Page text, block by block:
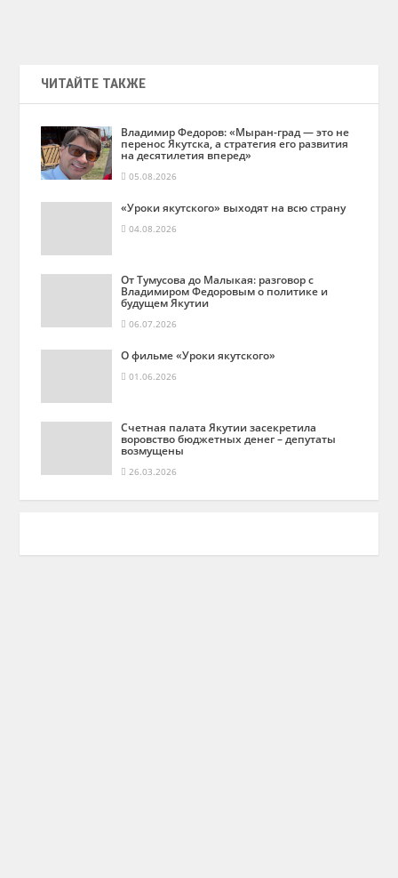
ЧИТАЙТЕ ТАКЖЕ
Владимир Федоров: «Мыран-град — это не
перенос Якутска, а стратегия его развития
на десятилетия вперед»
05.08.2026
«Уроки якутского» выходят на всю страну
04.08.2026
От Тумусова до Малыкая: разговор с
Владимиром Федоровым о политике и
будущем Якутии
06.07.2026
О фильме «Уроки якутского»
01.06.2026
Счетная палата Якутии засекретила
воровство бюджетных денег – депутаты
возмущены
26.03.2026